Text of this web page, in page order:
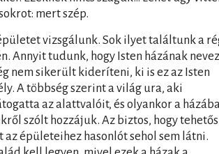
mert szép.
vizsgálunk. Sok ilyet találtunk a
Annyit tudunk, hogy Isten házának
nem sikerült kideríteni, ki is ez az Isten
A többség szerint a világ ura, aki
az alattvalóit, és olyankor a
szólt hozzájuk. Az biztos, hogy tehetős
az épületeihez hasonlót sehol sem látni.